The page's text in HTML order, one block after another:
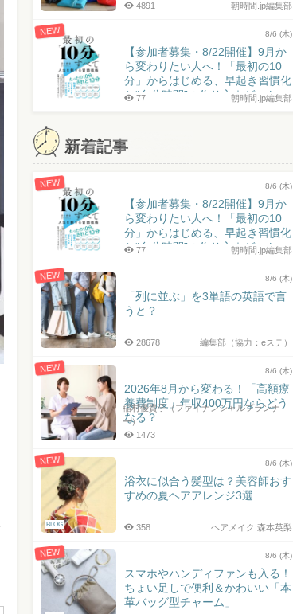
朝時間.jp編集部
4891
NEW 8/6 (木)
【参加者募集・8/22開催】9月か
ら変わりたい人へ！「最初の10
分」からはじめる、早起き習慣化
と“自分時間”の作り方｜ゲスト：
朝時間.jp編集部
77
新着記事
NEW 8/6 (木)
【参加者募集・8/22開催】9月か
ら変わりたい人へ！「最初の10
分」からはじめる、早起き習慣化
と“自分時間”の作り方｜ゲスト：
朝時間.jp編集部
77
NEW 8/6 (木)
「列に並ぶ」を3単語の英語で言
うと？
編集部（協力：eステ）
28678
NEW 8/6 (木)
2026年8月から変わる！「高額療
養費制度」年収400万円ならどう
なる？
稲村優貴子（ファイナンシャルプランナ
ー）
1473
NEW
BLOG
8/6 (木)
浴衣に似合う髪型は？美容師おす
すめの夏ヘアアレンジ3選
ヘアメイク 森本英梨
358
NEW 8/6 (木)
スマホやハンディファンも入る！
ちょい足しで便利＆かわいい「本
革バッグ型チャーム」